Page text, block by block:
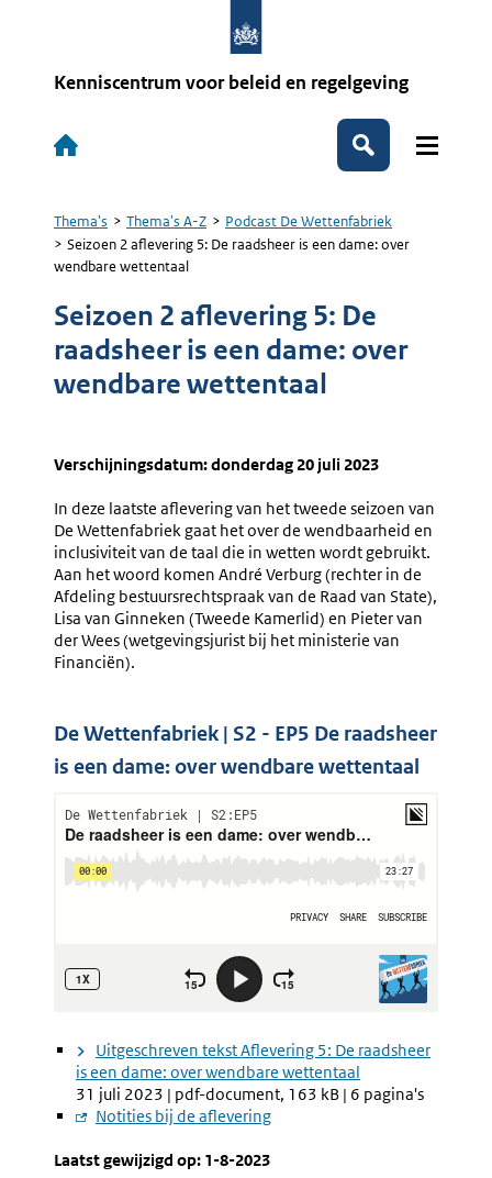
Kenniscentrum voor beleid en regelgeving
Hoofdnavigatie
Zoeken
Kruimelpad
Thema's Thema's A-Z
Podcast De Wettenfabriek
Seizoen 2 aflevering 5: De raadsheer is een dame: over
wendbare wettentaal
Seizoen 2 aflevering 5: De
raadsheer is een dame: over
wendbare wettentaal
Verschijningsdatum: donderdag 20 juli 2023
In deze laatste aflevering van het tweede seizoen van
De Wettenfabriek gaat het over de wendbaarheid en
inclusiviteit van de taal die in wetten wordt gebruikt.
Aan het woord komen André Verburg (rechter in de
Afdeling bestuursrechtspraak van de Raad van State),
Lisa van Ginneken (Tweede Kamerlid) en Pieter van
der Wees (wetgevingsjurist bij het ministerie van
Financiën).
De Wettenfabriek | S2 - EP5 De raadsheer
is een dame: over wendbare wettentaal
Uitgeschreven tekst Aflevering 5: De raadsheer
is een dame: over wendbare wettentaal
31 juli 2023 | pdf-document, 163 kB | 6 pagina's
Externe
Notities bij de aflevering
Laatst gewijzigd op: 1-8-2023